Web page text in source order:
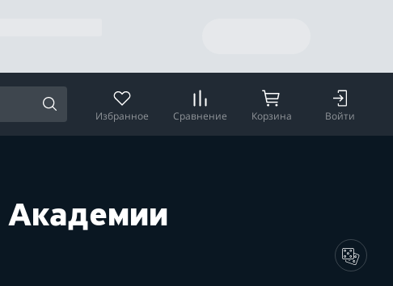
Избранное Сравнение Корзина Войти
Академии